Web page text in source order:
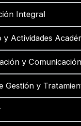
Integral
Actividades
y Comunicación
Gestión y